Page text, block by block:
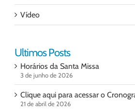
Vídeo
Ultimos Posts
Horários da Santa Missa
3 de junho de 2026
Clique aqui para acessar o
21 de abril de 2026